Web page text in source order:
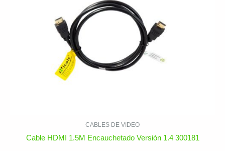
CABLES DE VIDEO
Cable HDMI 1.5M Encauchetado Versión 1.4 300181